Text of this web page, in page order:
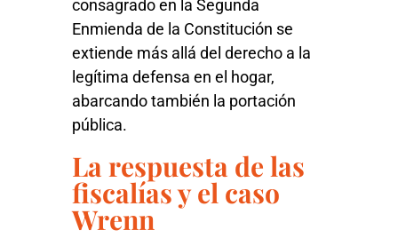
consagrado en la Segunda
Enmienda de la Constitución se
extiende más allá del derecho a la
legítima defensa en el hogar,
abarcando también la portación
pública.
La respuesta de las
fiscalías y el caso
Wrenn